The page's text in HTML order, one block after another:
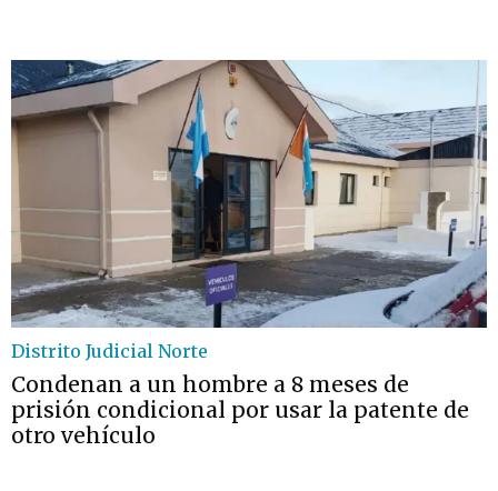
Distrito Judicial Norte
Condenan a un hombre a 8 meses de
prisión condicional por usar la patente de
otro vehículo